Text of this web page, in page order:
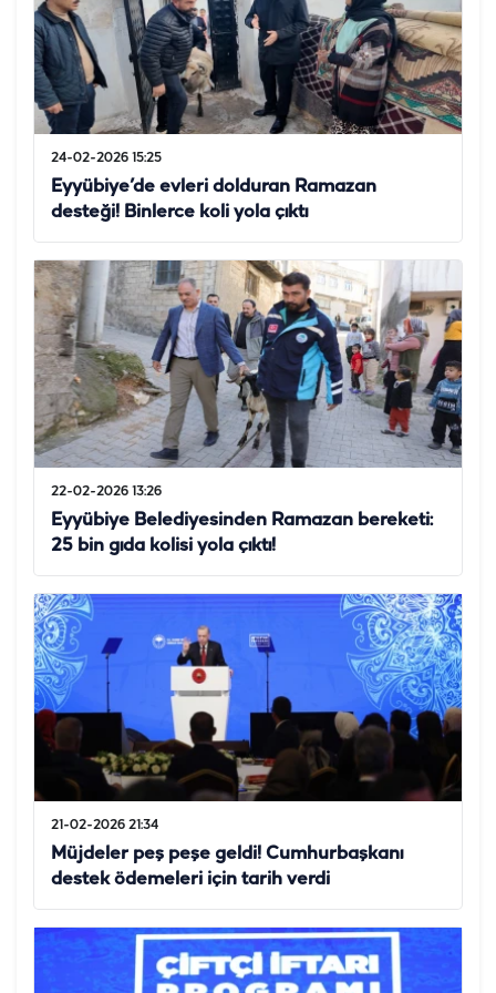
24-02-2026 15:25
Eyyübiye’de evleri dolduran Ramazan
desteği! Binlerce koli yola çıktı
22-02-2026 13:26
Eyyübiye Belediyesinden Ramazan bereketi:
25 bin gıda kolisi yola çıktı!
21-02-2026 21:34
Müjdeler peş peşe geldi! Cumhurbaşkanı
destek ödemeleri için tarih verdi